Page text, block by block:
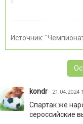
Источник:
kondr 21.04.2024
Спартак же
сероссийские